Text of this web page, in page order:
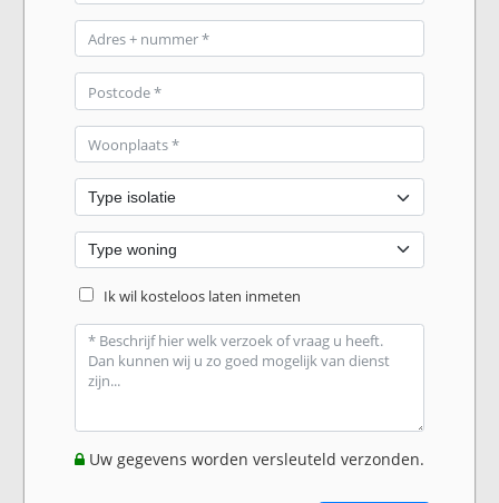
Ik wil kosteloos laten inmeten
Uw gegevens worden versleuteld verzonden.